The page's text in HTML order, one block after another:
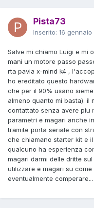
Pista73
Inserito: 16 gennaio
Salve mi chiamo Luigi e mi
mani un motore passo
rta pavia x-mind k4 ,
ho ereditato questo
che per il 90% usano
almeno quanto mi basta).
contattato senza avere piu
parametri e magari anche
tramite porta seriale con
che chiamano starter kit e
qualcuno ha esperienza
magari darmi delle dritte
utilizzare e magari su
eventualmente